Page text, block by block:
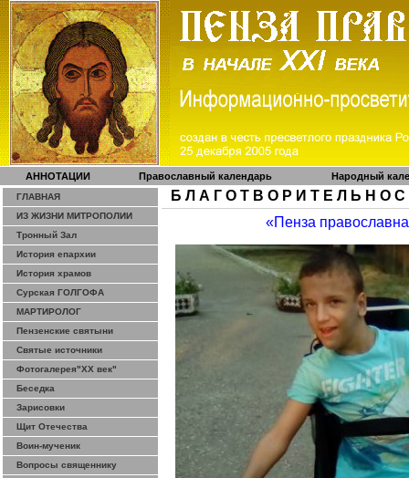
АННОТАЦИИ Православный календарь Народный
ГЛАВНАЯ
ИЗ ЖИЗНИ МИТРОПОЛИИ
Тронный Зал
История епархии
История храмов
Сурская ГОЛГОФА
МАРТИРОЛОГ
Пензенские святыни
Святые источники
Фотогалерея"ХХ век"
Беседка
Зарисовки
Щит Отечества
Воин-мученик
Вопросы священнику
Б Л А Г О Т В О Р И Т Е Л Ь Н О С
«Пенза